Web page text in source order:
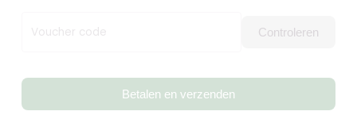
Voucher code Controleren
Betalen en verzenden